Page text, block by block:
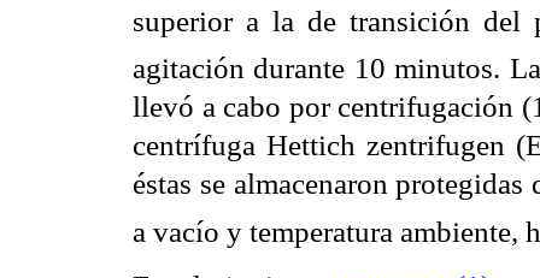
superior a la de transición del
agitación durante 10 minutos.
llevó a cabo por centrifugación
centrífuga Hettich zentrifugen
éstas se almacenaron
a vacío y temperatura ambiente,